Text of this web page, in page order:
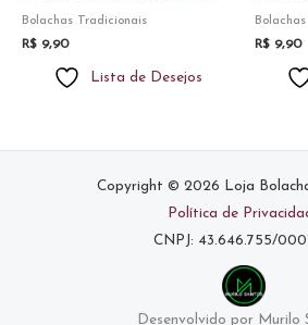
Bolachas Tradicionais
R$ 9,90
Lista de Desejos
R$ 9,90
Copyright © 2026 Loja
Política de
CNPJ: 43.646.755/
Desenvolvido por Murilo